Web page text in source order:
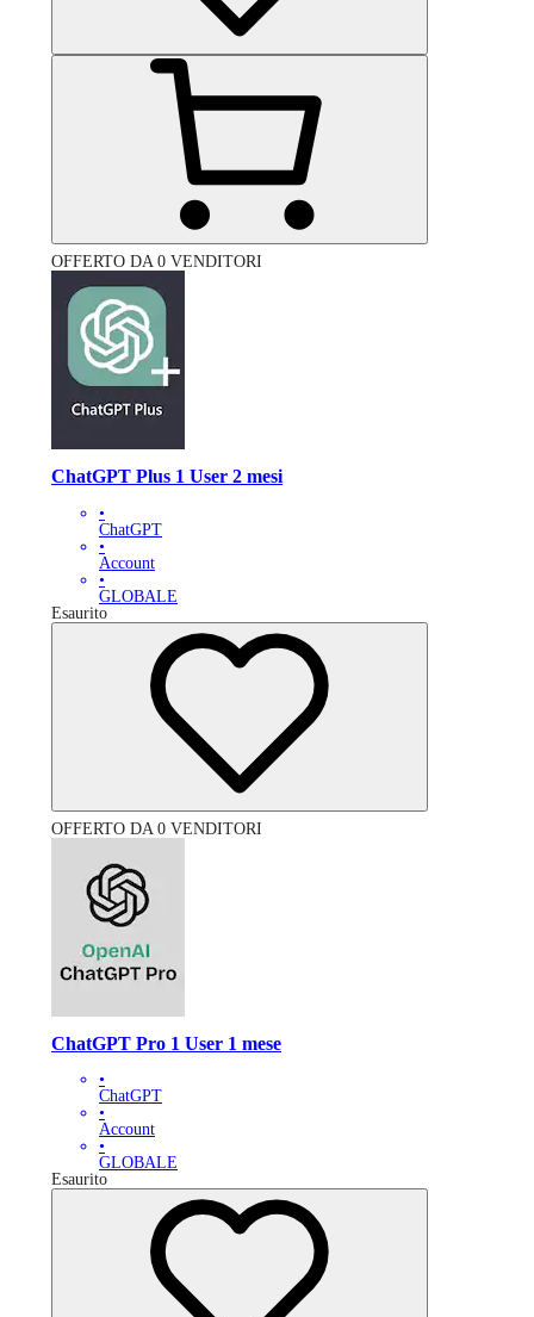
OFFERTO DA 0 VENDITORI
ChatGPT Plus 1 User 2 mesi
•
ChatGPT
•
Account
•
GLOBALE
Esaurito
OFFERTO DA 0 VENDITORI
ChatGPT Pro 1 User 1 mese
•
ChatGPT
•
Account
•
GLOBALE
Esaurito